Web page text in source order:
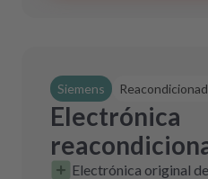
Siemens
Electrónica
Electrónica original